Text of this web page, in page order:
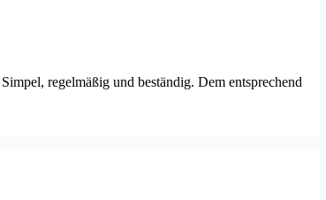
regelmäßig und beständig. Dem entsprechend